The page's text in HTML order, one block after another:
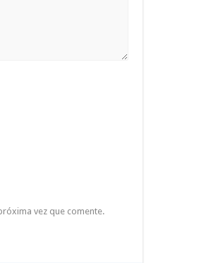
vez que comente.